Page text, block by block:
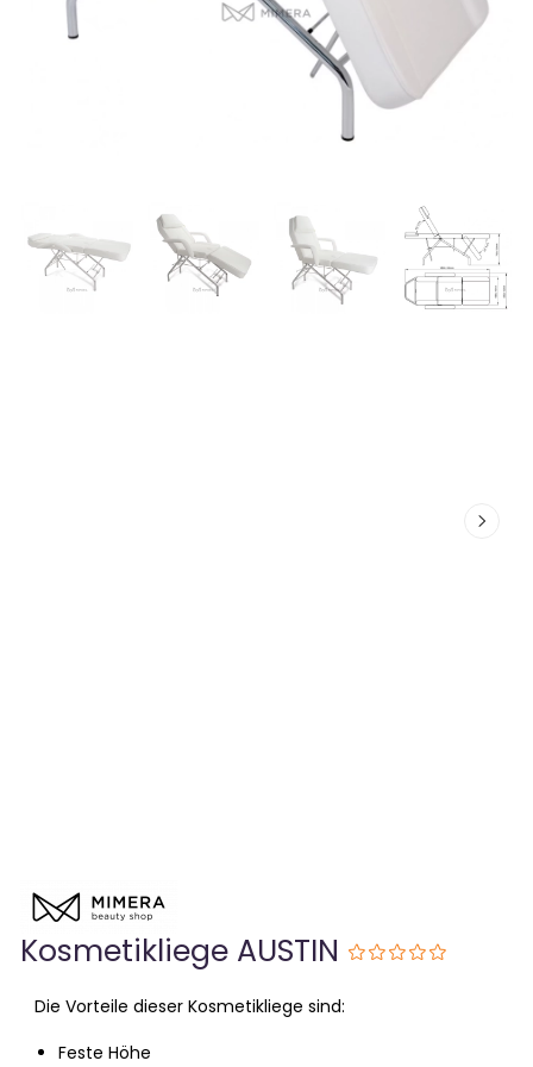
Kosmetikliege AUSTIN
Die Vorteile dieser Kosmetikliege sind:
Feste Höhe